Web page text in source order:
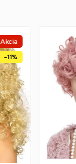
Akcia
-11%